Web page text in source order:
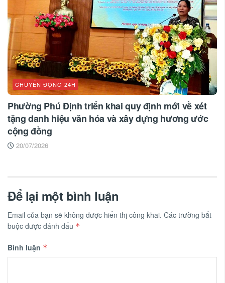
CHUYỂN ĐỘNG 24H
Phường Phú Định triển khai quy định mới về xét
tặng danh hiệu văn hóa và xây dựng hương ước
cộng đồng
20/07/2026
Để lại một bình luận
Email của bạn sẽ không được hiển thị công khai. Các trường bắt
buộc được đánh dấu *
Bình luận *